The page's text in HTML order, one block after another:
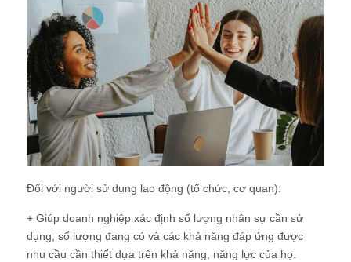
Đối với người sử dụng lao động (tổ chức, cơ quan):
+ Giúp doanh nghiệp xác định số lượng nhân sự cần sử
dụng, số lượng đang có và các khả năng đáp ứng được
nhu cầu cần thiết dựa trên khả năng, năng lực của họ.